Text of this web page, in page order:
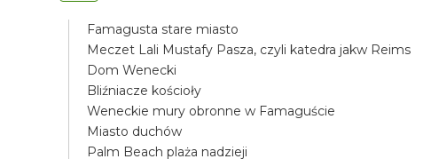
Famagusta stare miasto
Meczet Lali Mustafy Pasza, czyli katedra jakw Reims
Dom Wenecki
Bliźniacze kościoły
Weneckie mury obronne w Famaguście
Miasto duchów
Palm Beach plaża nadzieji